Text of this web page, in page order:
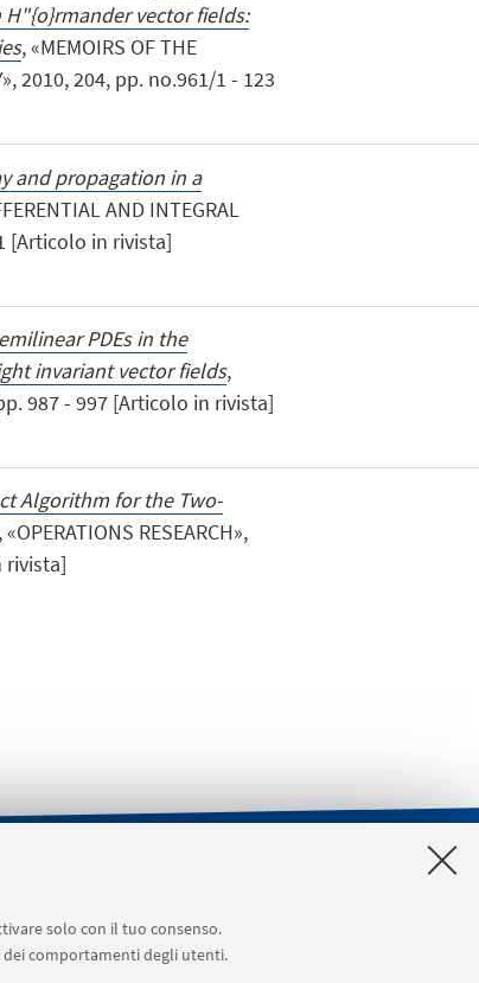
solo con il tuo consenso.
dei comportamenti degli utenti.
vector fields:
, «MEMOIRS OF THE
2010, 204, pp. no.961/1 - 123
and propagation in a
AND INTEGRAL
[Articolo in rivista]
PDEs in the
invariant vector fields,
987 - 997 [Articolo in rivista]
Algorithm for the Two-
«OPERATIONS RESEARCH»,
rivista]
riservato]
SERVIZI ONLINE interni